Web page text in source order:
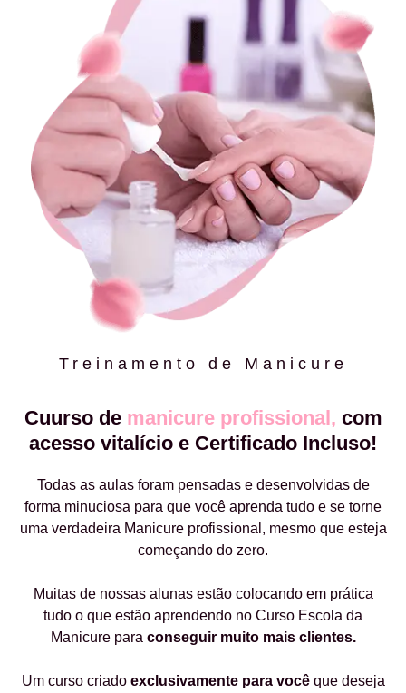
Treinamento de Manicure
Cuurso de manicure profissional, com
acesso vitalício e Certificado Incluso!
Todas as aulas foram pensadas e desenvolvidas de
forma minuciosa para que você aprenda tudo e se torne
uma verdadeira Manicure profissional, mesmo que esteja
começando do zero.
Muitas de nossas alunas estão colocando em prática
tudo o que estão aprendendo no Curso Escola da
Manicure para conseguir muito mais clientes.
Um curso criado exclusivamente para vocêque deseja